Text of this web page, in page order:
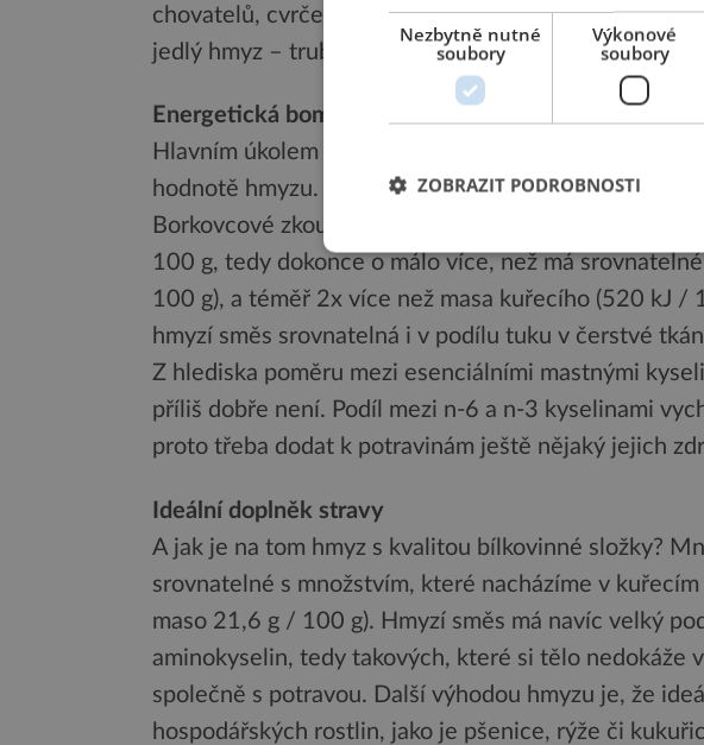
chovatelů, cvrček stepní (Gryllus assimilis), a v
jedlý hmyz – trubčí plod.
Energetická bomba se šesti nožičkami
Hlavním úkolem vědců je pochopitelně přijít s
hodnotě hmyzu. Zde hmyz, konkrétně směs z těl
Borkovcové zkoumal, výrazně zabodoval.
100 g, tedy dokonce o málo více, než má
100 g), a téměř 2x více než masa kuřecího (520 kJ /
hmyzí směs srovnatelná i v podílu tuku v čerstvé
Z hlediska poměru mezi esenciálními mastnými
příliš dobře není. Podíl mezi n-6 a n-3 kyselinami
proto třeba dodat k potravinám ještě nějaký jejich
Ideální doplněk stravy
A jak je na tom hmyz s kvalitou bílkovinné složky?
srovnatelné s množstvím, které nacházíme v
maso 21,6 g / 100 g). Hmyzí směs má navíc velký
aminokyselin, tedy takových, které si tělo nedokáže
společně s potravou. Další výhodou hmyzu je, že
hospodářských rostlin, jako je pšenice, rýže či
Nezbytně nutné
soubory
Výkonové
soubory
ZOBRAZIT PODROBNOSTI